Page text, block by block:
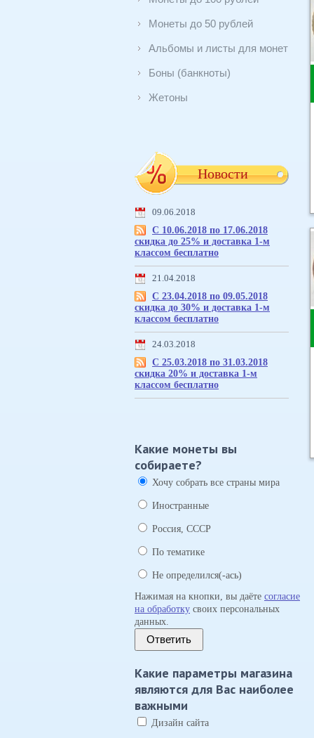
Монеты до 50 рублей
Альбомы и листы для монет
Боны (банкноты)
Жетоны
Новости
09.06.2018
С 10.06.2018 по 17.06.2018
скидка до 25% и доставка 1-м
классом бесплатно
21.04.2018
С 23.04.2018 по 09.05.2018
скидка до 30% и доставка 1-м
классом бесплатно
24.03.2018
С 25.03.2018 по 31.03.2018
скидка 20% и доставка 1-м
классом бесплатно
Какие монеты вы
собираете?
Хочу собрать все страны мира
Иностранные
Россия, СССР
По тематике
Не определился(-ась)
Нажимая на кнопки, вы даёте согласие
на обработку своих персональных
данных.
Ответить
Какие параметры магазина
являются для Вас наиболее
важными
Дизайн сайта